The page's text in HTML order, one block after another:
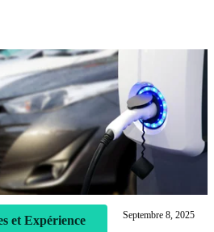
et Expérience
Septembre 8, 2025